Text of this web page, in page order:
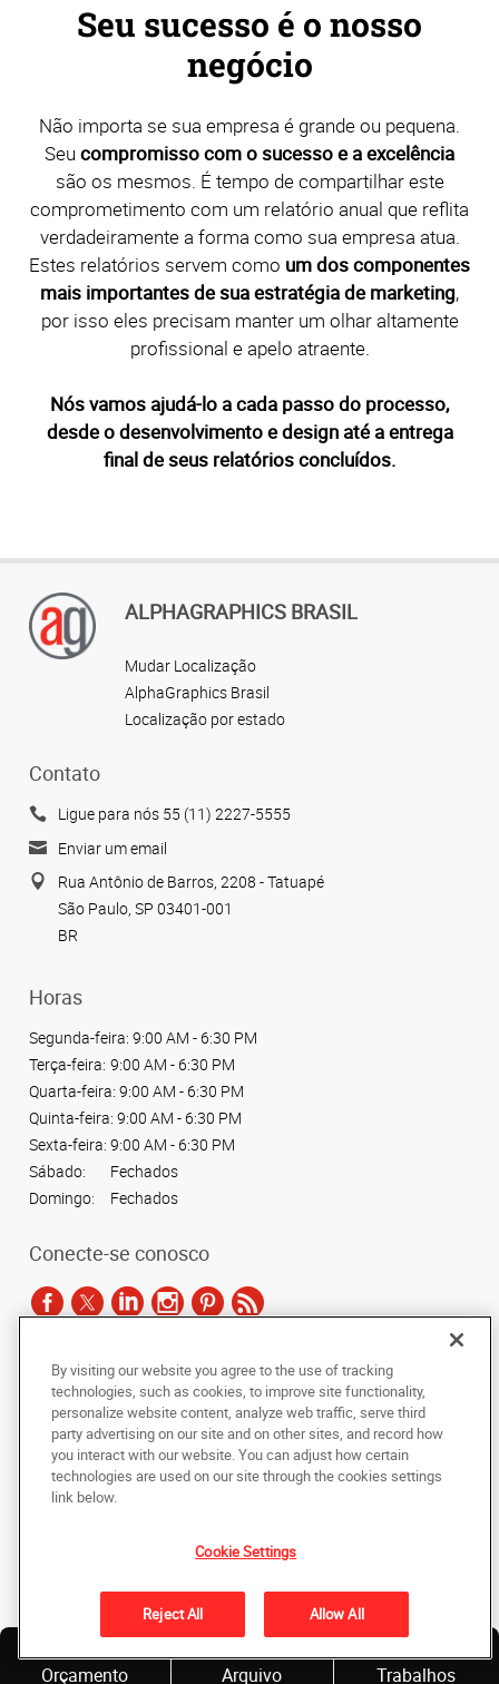
Orçamento
Arquivo
Trabalhos
Seu sucesso é o nosso
negócio
Não importa se sua empresa é grande ou pequena.
Seu compromisso com o sucesso e a excelência
são os mesmos. É tempo de compartilhar este
comprometimento com um relatório anual que reflita
verdadeiramente a forma como sua empresa atua.
Estes relatórios servem como um dos componentes
mais importantes de sua estratégia de marketing,
por isso eles precisam manter um olhar altamente
profissional e apelo atraente.
Nós vamos ajudá-lo a cada passo do processo,
desde o desenvolvimento e design até a entrega
final de seus relatórios concluídos.
ALPHAGRAPHICS BRASIL
Mudar Localização
AlphaGraphics Brasil
Localização por estado
Contato
Ligue para nós 55 (11) 2227-5555
Enviar um email
Rua Antônio de Barros, 2208 - Tatuapé
São Paulo, SP 03401-001
BR
Horas
Segunda-feira: 9:00 AM - 6:30 PM
Terça-feira: 9:00 AM - 6:30 PM
Quarta-feira: 9:00 AM - 6:30 PM
Quinta-feira: 9:00 AM - 6:30 PM
Sexta-feira: 9:00 AM - 6:30 PM
Sábado:
Fechados
Domingo:
Fechados
Conecte-se conosco
Copyright © 2024 AlphaGraphics Printshops do Brasil. Todos os direitos
reservados.
De volta ao topo
Política de Privacidade
De acordo com as leis de direitos autorais, esta documentação não pode ser
copiada, fotocopiada, reproduzida, traduzida ou reduzida a qualquer meio
eletrônico ou forma legível por máquina, no todo ou em parte, sem o
consentimento prévio por escrito da AlphaGraphics Brasil.
By visiting our website you agree to the use of tracking
technologies, such as cookies, to improve site functionality,
personalize website content, analyze web traffic, serve third
party advertising on our site and on other sites, and record how
you interact with our website. You can adjust how certain
technologies are used on our site through the cookies settings
link below.
Cookie Settings
Reject All Allow All